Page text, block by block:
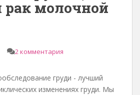
молочной
2 комментария
груди - лучший
изменениях груди. Мы